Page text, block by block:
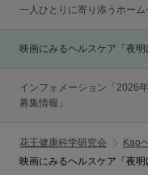
一人ひとりに寄り添うホーム
映画にみるヘルスケア「夜明
インフォメーション「2026
募集情報」
花王健康科学研究会
Kao
映画にみるヘルスケア「夜明